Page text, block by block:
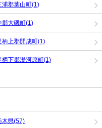
浦郡葉山町(1)
郡大磯町(1)
柄上郡開成町(1)
柄下郡湯河原町(1)
木県(57)